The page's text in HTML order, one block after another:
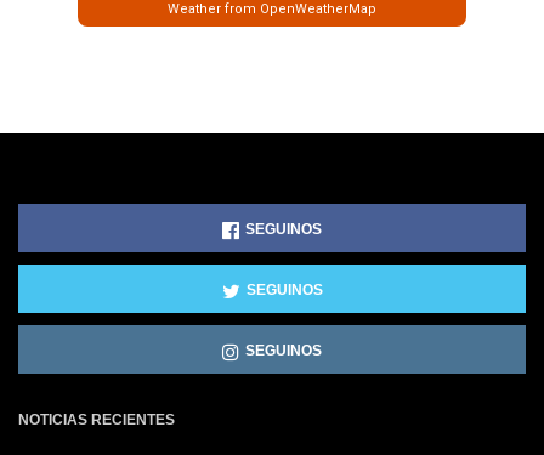
Weather from OpenWeatherMap
SEGUINOS
SEGUINOS
SEGUINOS
NOTICIAS RECIENTES